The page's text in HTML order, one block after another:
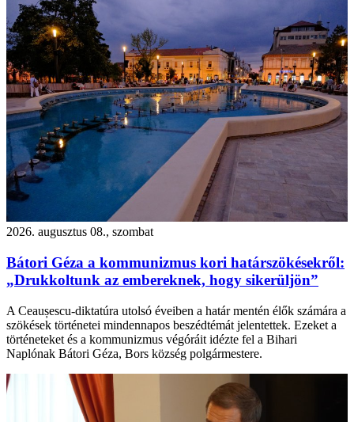
2026. augusztus 08., szombat
Bátori Géza a kommunizmus kori határszökésekről:
„Drukkoltunk az embereknek, hogy sikerüljön”
A Ceaușescu-diktatúra utolsó éveiben a határ mentén élők számára a
szökések történetei mindennapos beszédtémát jelentettek. Ezeket a
történeteket és a kommunizmus végóráit idézte fel a Bihari
Naplónak Bátori Géza, Bors község polgármestere.